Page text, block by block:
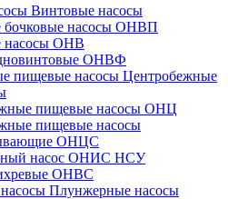
Винтовые насосы
бочковые насосы ОНВП
насосы ОНВ
ОНВФ
Центробежные
пищевые насосы ОНЦ
пищевые насосы
ОНЦС
насос ОНИС НСУ
ОНВС
Плунжерные насосы